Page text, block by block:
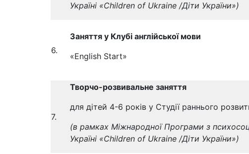
Україні «Children of Ukraine /Діти України»)
6.
Заняття у Клубі англійської мови
«English Start»
7.
Творчо-розвивальне заняття
для дітей 4-6 років у Студії раннього
(в рамках Міжнародної Програми з
Україні «Children of Ukraine /Діти України»)